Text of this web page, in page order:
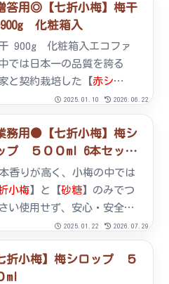
保存方法：直射日光・高温を
答用◎【七折小梅】梅干
化粧箱入
900g 化粧箱入エコファ
では日本一の品質を誇る
と契約栽培した【赤シ
をほどよく含む、五島列島
けで作った安心安全の梅干
：七折小梅、シソ、食塩賞
存方法：直射日光・高温を避
2025.01.10 2026.06.22
務用●【七折小梅】梅シ
プ ５００ml 6本セット
ース販売）
香りが高く、小梅の中では
小梅 】と【砂糖 】のみでつ
い使用せず、安心・安全な
３～４倍に薄めて飲んだ
子作りの材料に使用して下
本（ケース販売）原材料：
り1年間保管方法：冷暗所に
2025.01.22 2026.07.29
折小梅】梅シロップ ５
ml